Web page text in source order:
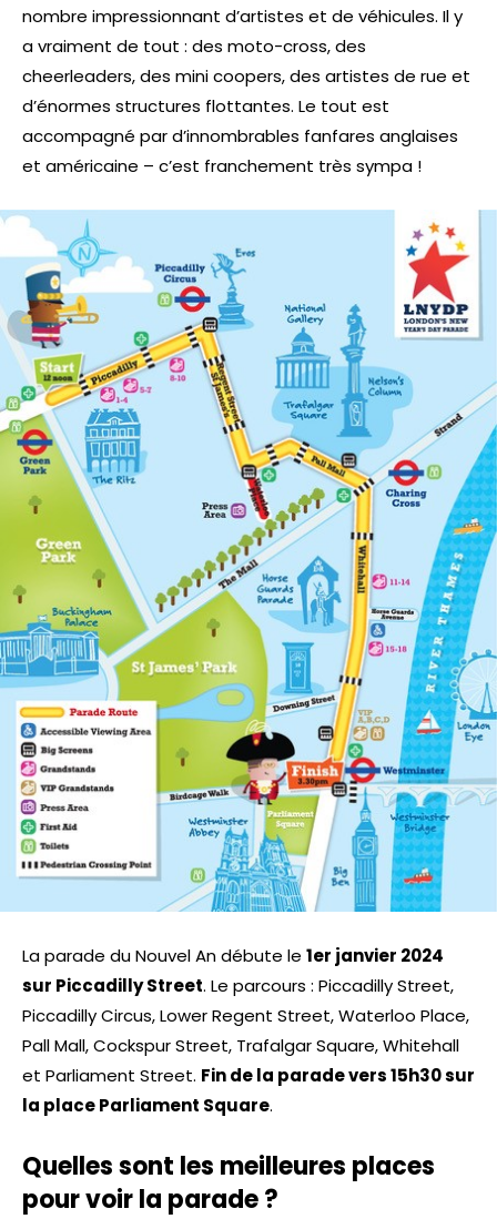
nombre impressionnant d’artistes et de véhicules. Il y
a vraiment de tout : des moto-cross, des
cheerleaders, des mini coopers, des artistes de rue et
d’énormes structures flottantes. Le tout est
accompagné par d’innombrables fanfares anglaises
et américaine – c’est franchement très sympa !
La parade du Nouvel An débute le 1er janvier 2024
sur Piccadilly Street. Le parcours : Piccadilly Street,
Piccadilly Circus, Lower Regent Street, Waterloo Place,
Pall Mall, Cockspur Street, Trafalgar Square, Whitehall
et Parliament Street. Fin de la parade vers 15h30 sur
la place Parliament Square.
Quelles sont les meilleures places
pour voir la parade ?